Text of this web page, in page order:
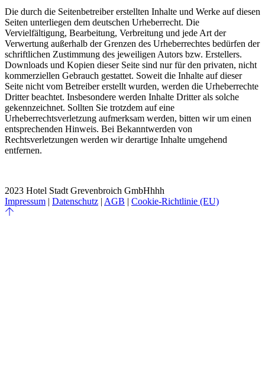
Die durch die Seitenbetreiber erstellten Inhalte und Werke auf diesen
Seiten unterliegen dem deutschen Urheberrecht. Die
Vervielfältigung, Bearbeitung, Verbreitung und jede Art der
Verwertung außerhalb der Grenzen des Urheberrechtes bedürfen der
schriftlichen Zustimmung des jeweiligen Autors bzw. Erstellers.
Downloads und Kopien dieser Seite sind nur für den privaten, nicht
kommerziellen Gebrauch gestattet. Soweit die Inhalte auf dieser
Seite nicht vom Betreiber erstellt wurden, werden die Urheberrechte
Dritter beachtet. Insbesondere werden Inhalte Dritter als solche
gekennzeichnet. Sollten Sie trotzdem auf eine
Urheberrechtsverletzung aufmerksam werden, bitten wir um einen
entsprechenden Hinweis. Bei Bekanntwerden von
Rechtsverletzungen werden wir derartige Inhalte umgehend
entfernen.
2023 Hotel Stadt Grevenbroich GmbHhhh
Impressum | Datenschutz | AGB | Cookie-Richtlinie (EU)